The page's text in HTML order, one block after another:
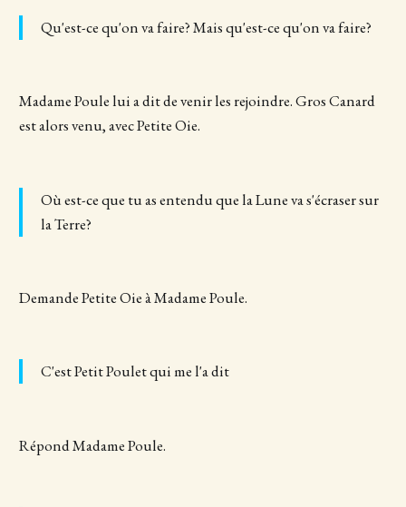
Qu'est-ce qu'on va faire? Mais qu'est-ce qu'on va faire?
Madame Poule lui a dit de venir les rejoindre. Gros Canard
est alors venu, avec Petite Oie.
Où est-ce que tu as entendu que la Lune va s'écraser sur
la Terre?
Demande Petite Oie à Madame Poule.
C'est Petit Poulet qui me l'a dit
Répond Madame Poule.